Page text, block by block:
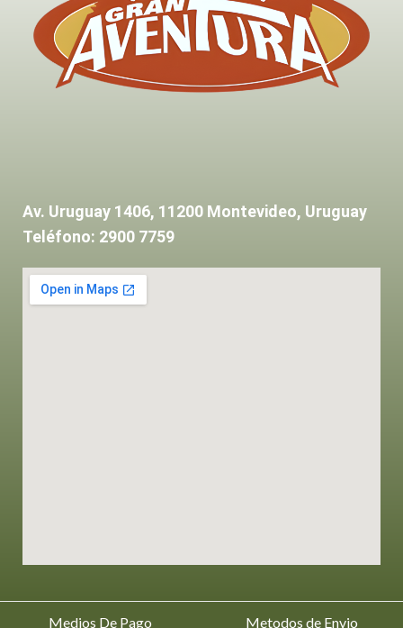
Av. Uruguay 1406, 11200 Montevideo, Uruguay
Teléfono: 2900 7759
Medios De Pago Metodos de Envio